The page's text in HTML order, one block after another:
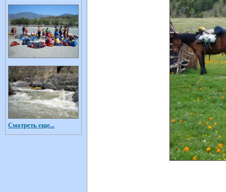
Смотреть еще...